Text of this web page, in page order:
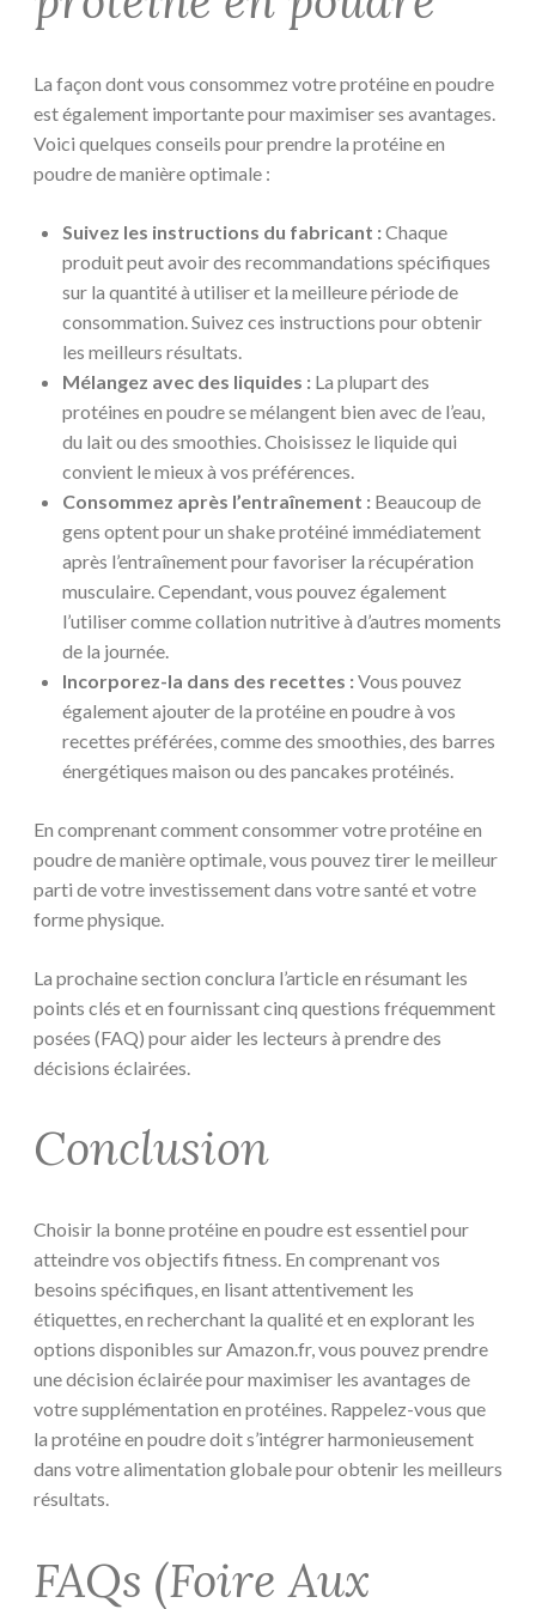
La façon dont vous consommez votre protéine en poudre
est également importante pour maximiser ses avantages.
Voici quelques conseils pour prendre la protéine en
poudre de manière optimale :
Suivez les instructions du fabricant :Chaque
produit peut avoir des recommandations spécifiques
sur la quantité à utiliser et la meilleure période de
consommation. Suivez ces instructions pour obtenir
les meilleurs résultats.
Mélangez avec des liquides : La plupart des
protéines en poudre se mélangent bien avec de l’eau,
du lait ou des smoothies. Choisissez le liquide qui
convient le mieux à vos préférences.
Consommez après l’entraînement : Beaucoup de
gens optent pour un shake protéiné immédiatement
après l’entraînement pour favoriser la récupération
musculaire. Cependant, vous pouvez également
l’utiliser comme collation nutritive à d’autres moments
de la journée.
Incorporez-la dans des recettes :Vous pouvez
également ajouter de la protéine en poudre à vos
recettes préférées, comme des smoothies, des barres
énergétiques maison ou des pancakes protéinés.
En comprenant comment consommer votre protéine en
poudre de manière optimale, vous pouvez tirer le meilleur
parti de votre investissement dans votre santé et votre
forme physique.
La prochaine section conclura l’article en résumant les
points clés et en fournissant cinq questions fréquemment
posées (FAQ) pour aider les lecteurs à prendre des
décisions éclairées.
Conclusion
Choisir la bonne protéine en poudre est essentiel pour
atteindre vos objectifs fitness. En comprenant vos
besoins spécifiques, en lisant attentivement les
étiquettes, en recherchant la qualité et en explorant les
options disponibles sur Amazon.fr, vous pouvez prendre
une décision éclairée pour maximiser les avantages de
votre supplémentation en protéines. Rappelez-vous que
la protéine en poudre doit s’intégrer harmonieusement
dans votre alimentation globale pour obtenir les meilleurs
résultats.
FAQs (Foire Aux